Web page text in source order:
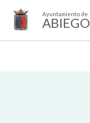
Ayuntamiento de
ABIEGO